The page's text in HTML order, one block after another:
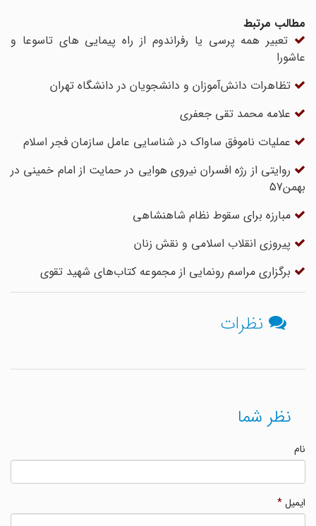
مطالب مرتبط
تعبیر همه پرسی یا رفراندوم از راه پیمایی های تاسوعا و
عاشورا
تظاهرات دانش‌آموزان و دانشجویان در دانشگاه تهران
علامه محمد تقی جعفری
عملیات ناموفق ساواک در شناسایی عامل سازمان فجر اسلام
روایتی از رژه افسران نیروی هوایی در حمایت از امام خمینی در
بهمن57
مبارزه برای سقوط نظام شاهنشاهی
پیروزی انقلاب اسلامی و نقش زنان
برگزاری مراسم رونمایی از مجموعه کتاب‌های شهید تقوی
نظرات
نظر شما
ایمیل*